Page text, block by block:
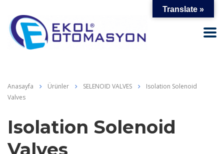
Anasayfa Ürünler SELENOID VALVES
Isolation Solenoid
Valves
Isolation Solenoid
Valves
Translate »